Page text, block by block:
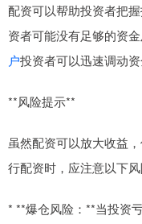
配资可以帮助投资者把
资者可能没有足够的资
户投资者可以迅速调动资
**风险提示**
虽然配资可以放大收益
行配资时，应注意以下风
* **爆仓风险：**当投资